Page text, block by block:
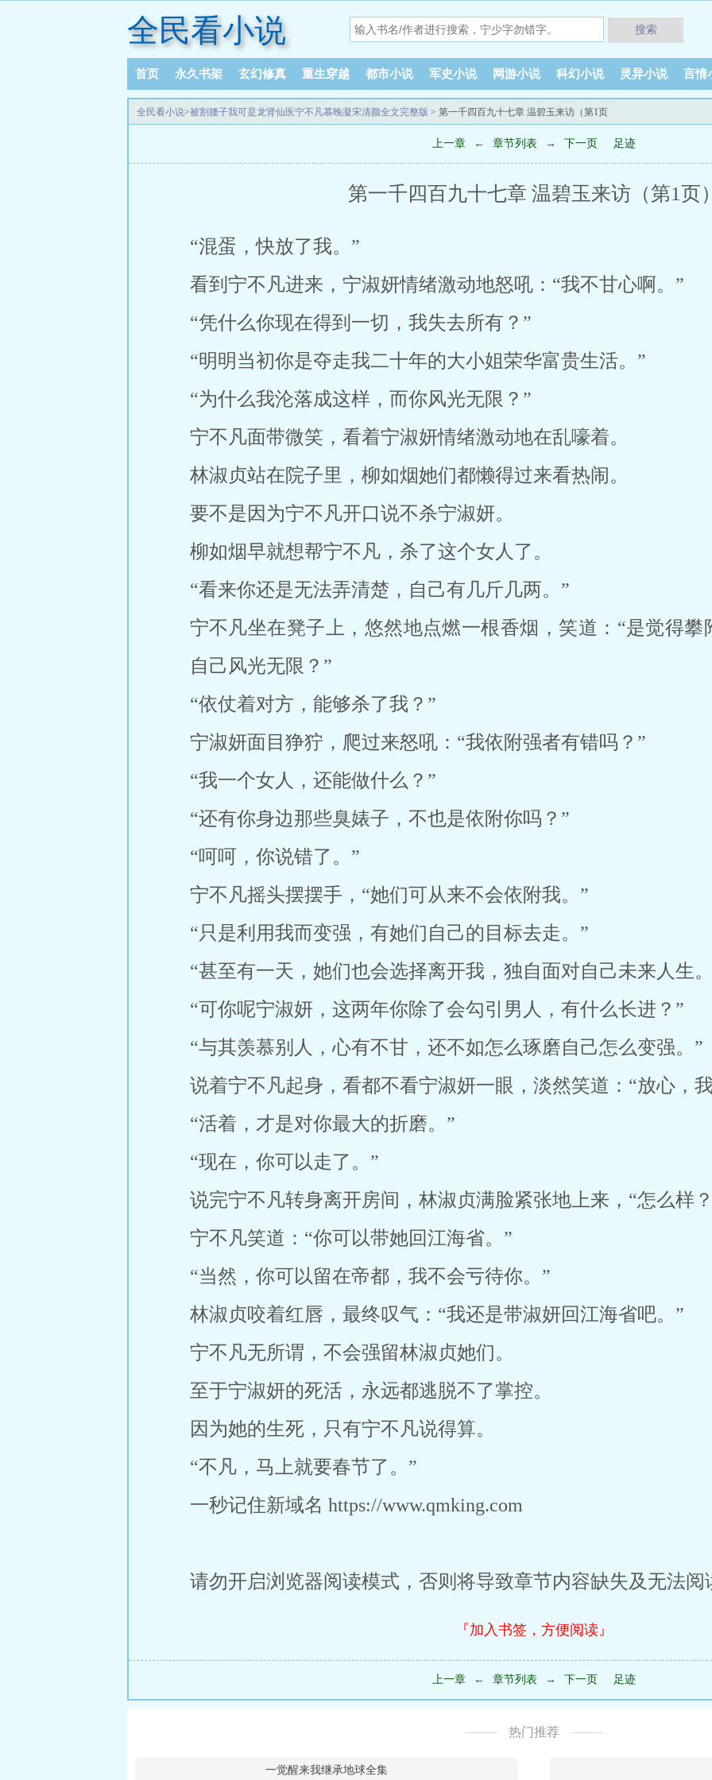
全民看小说 搜索
首页 永久书架 玄幻修真 重生穿越 都市小说 军史小说 网游小说 科幻小说 灵异小说 言情
全民看小说>被割腰子我可是龙肾仙医宁不凡慕晚凝宋清颜全文完整版 > 第一千四百九十七章 温碧玉来访（第1页
上一章 ← 章节列表 → 下一页 足迹
第一千四百九十七章 温碧玉来访（第1页
“混蛋，快放了我。”
看到宁不凡进来，宁淑妍情绪激动地怒吼：“我不甘心啊。”
“凭什么你现在得到一切，我失去所有？”
“明明当初你是夺走我二十年的大小姐荣华富贵生活。”
“为什么我沦落成这样，而你风光无限？”
宁不凡面带微笑，看着宁淑妍情绪激动地在乱嚎着。
林淑贞站在院子里，柳如烟她们都懒得过来看热闹。
要不是因为宁不凡开口说不杀宁淑妍。
柳如烟早就想帮宁不凡，杀了这个女人了。
“看来你还是无法弄清楚，自己有几斤几两。”
宁不凡坐在凳子上，悠然地点燃一根香烟，笑道：“是觉得
自己风光无限？”
“依仗着对方，能够杀了我？”
宁淑妍面目狰狞，爬过来怒吼：“我依附强者有错吗？”
“我一个女人，还能做什么？”
“还有你身边那些臭婊子，不也是依附你吗？”
“呵呵，你说错了。”
宁不凡摇头摆摆手，“她们可从来不会依附我。”
“只是利用我而变强，有她们自己的目标去走。”
“甚至有一天，她们也会选择离开我，独自面对自己未来人生
“可你呢宁淑妍，这两年你除了会勾引男人，有什么长进？”
“与其羡慕别人，心有不甘，还不如怎么琢磨自己怎么变强。”
说着宁不凡起身，看都不看宁淑妍一眼，淡然笑道：“放心，
“活着，才是对你最大的折磨。”
“现在，你可以走了。”
说完宁不凡转身离开房间，林淑贞满脸紧张地上来，“怎么样
宁不凡笑道：“你可以带她回江海省。”
“当然，你可以留在帝都，我不会亏待你。”
林淑贞咬着红唇，最终叹气：“我还是带淑妍回江海省吧。”
宁不凡无所谓，不会强留林淑贞她们。
至于宁淑妍的死活，永远都逃脱不了掌控。
因为她的生死，只有宁不凡说得算。
“不凡，马上就要春节了。”
一秒记住新域名 https://www.qmking.com
请勿开启浏览器阅读模式，否则将导致章节内容缺失及无法阅
『加入书签，方便阅读』
上一章 ← 章节列表 → 下一页 足迹
热门推荐
一觉醒来我继承地球全集